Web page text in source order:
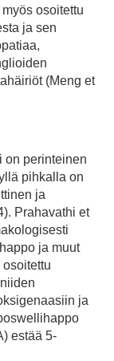
osoitettu
ja sen
(Meng et
on perinteinen
pihkalla on
ja
Prahavathi et
ja muut
ja
estää 5-